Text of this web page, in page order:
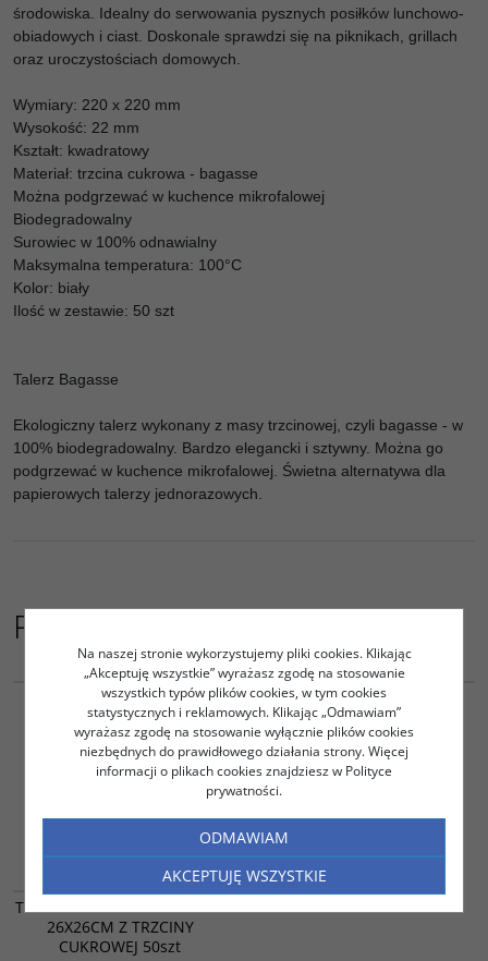
środowiska. Idealny do serwowania pysznych posiłków lunchowo-
obiadowych i ciast. Doskonale sprawdzi się na piknikach, grillach
oraz uroczystościach domowych.
Wymiary: 220 x 220 mm
Wysokość: 22 mm
Kształt: kwadratowy
Materiał: trzcina cukrowa - bagasse
Można podgrzewać w kuchence mikrofalowej
Biodegradowalny
Surowiec w 100% odnawialny
Maksymalna temperatura: 100°C
Kolor: biały
Ilość w zestawie: 50 szt
Talerz Bagasse
Ekologiczny talerz wykonany z masy trzcinowej, czyli bagasse - w
100% biodegradowalny. Bardzo elegancki i sztywny. Można go
podgrzewać w kuchence mikrofalowej. Świetna alternatywa dla
papierowych talerzy jednorazowych.
Podobne do
TC18897
EKO TALERZ Z TRZCINY
CUKROWEJ 23CM 50szt
10.16PLNnetto
EKO PÓŁMISEK OWALNY
ŚREDNI Z TRZCINY
CUKROWEJ 26cm 50szt
13.33PLNnetto
TC17463
TALERZ KWADRATOWY DUŻY
26X26CM Z TRZCINY
CUKROWEJ 50szt
Na naszej stronie wykorzystujemy pliki cookies. Klikając
„Akceptuję wszystkie” wyrażasz zgodę na stosowanie
wszystkich typów plików cookies, w tym cookies
statystycznych i reklamowych. Klikając „Odmawiam”
wyrażasz zgodę na stosowanie wyłącznie plików cookies
niezbędnych do prawidłowego działania strony. Więcej
informacji o plikach cookies znajdziesz w Polityce
prywatności.
ODMAWIAM
AKCEPTUJĘ WSZYSTKIE